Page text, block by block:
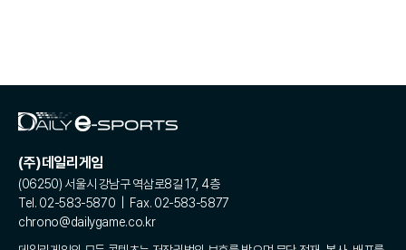
(주)데일리게임
(06250) 서울시 강남구 역삼로8길 17, 4층
Tel. 02-583-5870 | Fax. 02-583-5877
chrono@dailygame.co.kr